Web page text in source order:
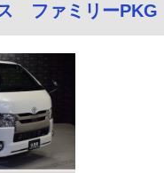
ファミリー